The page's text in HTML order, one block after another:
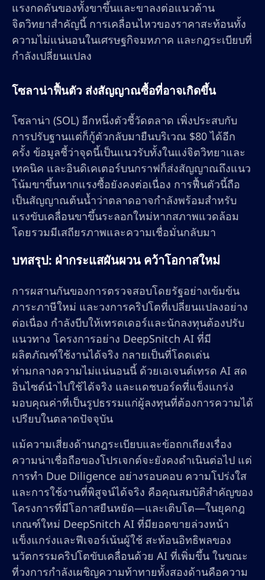
แรงกดดันของทั้งขาขึ้นและขาลงต่อแนวต้าน
จิตวิทยาสำคัญนี้ การเคลื่อนไหวของราคาสะท้อนทั้ง
ความไม่แน่นอนในเศรษฐกิจมหภาค และกฎระเบียบที่
กำลังเปลี่ยนแปลง
โซลาน่าฟื้นตัว ส่งสัญญาณซื้อที่อาจเกิดขึ้น
โซลาน่า (SOL) อีกหนึ่งตัวชี้วัดตลาด เพิ่งประสบกับ
การปรับฐานแต่ก็กู้ตัวกลับมายืนบริเวณ $80 ได้อีก
ครั้ง ข้อมูลชี้ว่าจุดนี้เป็นแนวรับทั้งในแง่จิตวิทยาและ
เทคนิค และอินดิเคเตอร์บนกราฟก็ส่งสัญญาณถึงแนว
โน้มขาขึ้นหากแรงซื้อยังคงต่อเนื่อง การฟื้นตัวนี้ถือ
เป็นสัญญาณต้นน้ำว่าตลาดอาจกำลังพร้อมสำหรับ
แรงขับเคลื่อนขาขึ้นระลอกใหม่หากสภาพแวดล้อม
โดยรวมมีเสถียรภาพและความเชื่อมั่นกลับมา
บทสรุป: ฝ่ากระแสผันผวน คว้าโอกาสใหม่
การผสานกันของการตรวจสอบโดยรัฐอย่างเข้มข้น
ภาระภาษีใหม่ และวงการคริปโตที่เปลี่ยนแปลงอย่าง
ต่อเนื่อง กำลังบีบให้เทรดเดอร์และนักลงทุนต้องปรับ
แนวทาง โครงการอย่าง DeepSnitch AI ที่มี
ผลิตภัณฑ์ใช้งานได้จริง กลายเป็นที่โดดเด่น
ท่ามกลางความไม่แน่นอนนี้ ด้วยเอเจนต์เทรด AI สด
อินไซต์นำไปใช้ได้จริง และแดชบอร์ดที่แข็งแกร่ง
มอบคุณค่าที่เป็นรูปธรรมแก่ผู้ลงทุนที่ต้องการความได้
เปรียบในตลาดปัจจุบัน
แม้ความเสี่ยงด้านกฎระเบียบและข้อถกเถียงเรื่อง
ความน่าเชื่อถือของโปรเจกต์จะยังคงดำเนินต่อไป แต่
การทำ Due Diligence อย่างรอบคอบ ความโปร่งใส
และการใช้งานที่พิสูจน์ได้จริง คือคุณสมบัติสำคัญของ
โครงการที่มีโอกาสยืนหยัด—และเติบโต—ในยุคกฎ
เกณฑ์ใหม่ DeepSnitch AI ที่มียอดขายล่วงหน้า
แข็งแกร่งและฟีเจอร์เน้นผู้ใช้ สะท้อนอิทธิพลของ
นวัตกรรมคริปโตขับเคลื่อนด้วย AI ที่เพิ่มขึ้น ในขณะ
ที่วงการกำลังเผชิญความท้าทายทั้งสองด้านคือความ